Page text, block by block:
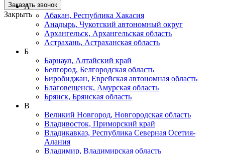
Заказать звонок
Закрыть
А
Абакан, Республика Хакасия
Анадырь, Чукотский автономный округ
Архангельск, Архангельская область
Астрахань, Астраханская область
Б
Барнаул, Алтайский край
Белгород, Белгородская область
Биробиджан, Еврейская автономная область
Благовещенск, Амурская область
Брянск, Брянская область
В
Великий Новгород, Новгородская область
Владивосток, Приморский край
Владикавказ, Республика Северная Осетия-
Алания
Владимир, Владимирская область